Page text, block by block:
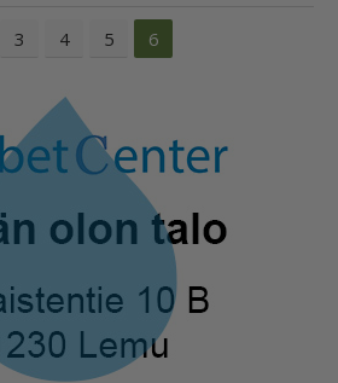
3 4 5 6